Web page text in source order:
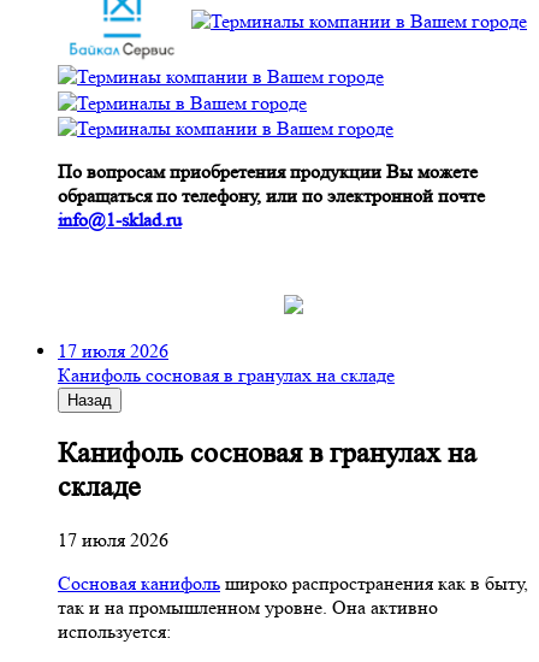
По вопросам приобретения продукции Вы можете
обращаться по телефону, или по электронной почте
info@1-sklad.ru
17 июля 2026
Канифоль сосновая в гранулах на складе
Назад
Канифоль сосновая в гранулах на
складе
17 июля 2026
Сосновая канифоль широко распространения как в быту,
так и на промышленном уровне. Она активно
используется: